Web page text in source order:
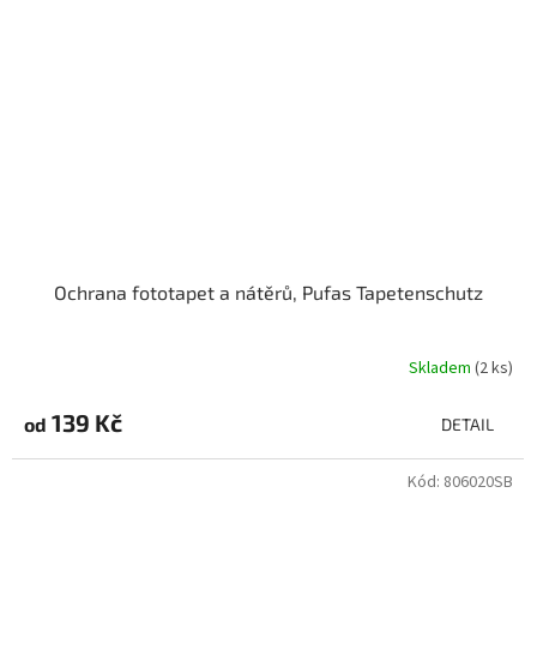
Ochrana fototapet a nátěrů, Pufas Tapetenschutz
Skladem (2 ks)
od 139 Kč DETAIL
Kód: 806020SB